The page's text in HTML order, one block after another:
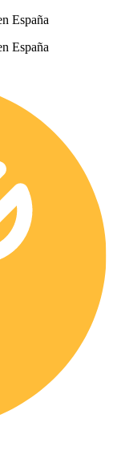
España
España